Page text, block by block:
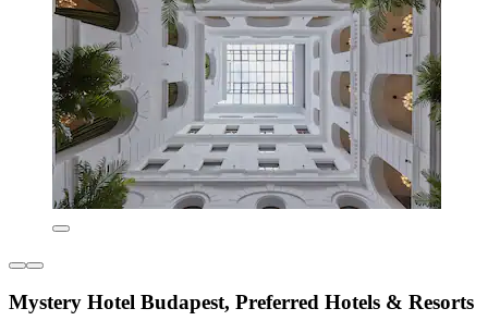
Mystery Hotel Budapest, Preferred Hotels & Resorts